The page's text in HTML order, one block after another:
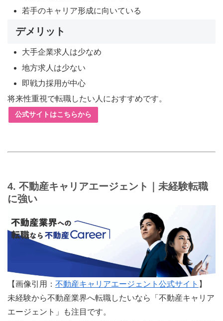
若手のキャリア形成に向いている
デメリット
大手企業求人は少なめ
地方求人は少ない
即戦力採用が中心
将来性重視で転職したい人におすすめです。
公式サイトはこちらから
4. 不動産キャリアエージェント｜未経験転職
に強い
【画像引用： 不動産キャリアエージェント公式サイト 】
未経験から不動産業界へ転職したいなら「不動産キャリア
エージェント」も注目です。